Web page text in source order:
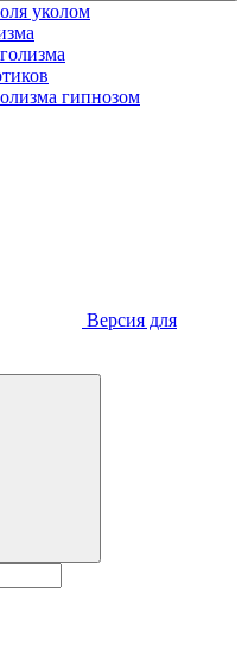
уколом
гипнозом
Версия для